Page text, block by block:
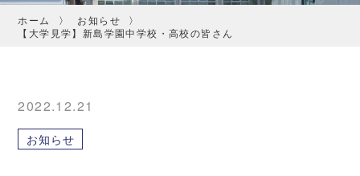
ホーム
お知らせ
【大学見学】新島学園中学校・高校の皆さん
2022.12.21
お知らせ